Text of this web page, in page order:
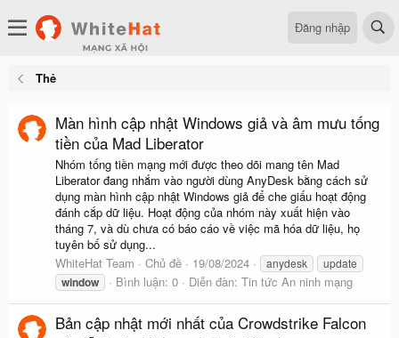
Đăng nhập
Thẻ
Màn hình cập nhật Windows giả và âm mưu tống
tiền của Mad Liberator
Nhóm tống tiền mạng mới được theo dõi mang tên Mad
Liberator đang nhắm vào người dùng AnyDesk bằng cách sử
dụng màn hình cập nhật Windows giả để che giấu hoạt động
đánh cắp dữ liệu. Hoạt động của nhóm này xuất hiện vào
tháng 7, và dù chưa có báo cáo về việc mã hóa dữ liệu, họ
tuyên bố sử dụng...
WhiteHat Team
Chủ đề 19/08/2024 anydesk update
window Bình luận: 0 Diễn đàn: Tin tức An ninh mạng
Bản cập nhật mới nhất của Crowdstrike Falcon